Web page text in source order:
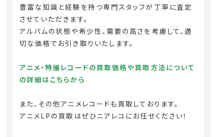
豊富な知識と経験を持つ専門スタッフが丁寧に査定
させていただきます。
アルバムの状態や希少性、需要の高さを考慮して、適
切な価格でお引き取りいたします。
アニメ・特撮レコードの買取価格や買取方法について
の詳細はこちらから
また、その他アニメレコードも買取しております。
アニメLPの買取はぜひニアレコにお任せください！